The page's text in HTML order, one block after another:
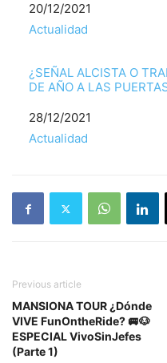
Fecha
20/12/2021
Respecto a
Actualidad
¿SEÑAL ALCISTA O
DE AÑO A LAS
Fecha
28/12/2021
Respecto a
Actualidad
Previous article
MANSIONA TOUR ¿Dónde
VIVE FunOntheRide? 🚐🐶
ESPECIAL VivoSinJefes
(Parte 1)